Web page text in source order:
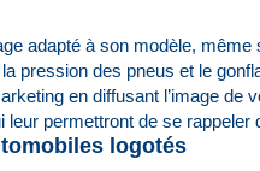
adapté à son modèle,
pression des pneus et le
en diffusant l’image de
permettront de se rappeler
logotés